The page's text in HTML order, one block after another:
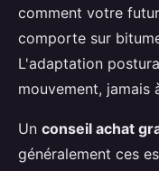
comment votre futur
comporte sur
L'adaptation
mouvement, jamais
Un conseil achat
généralement ces